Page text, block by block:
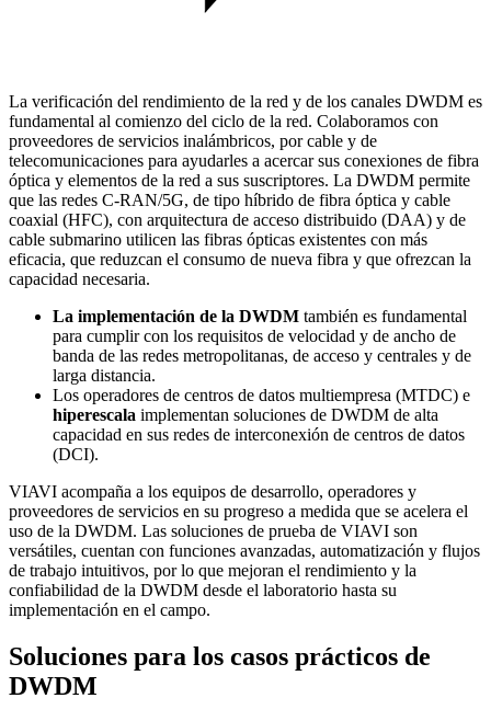
La verificación del rendimiento de la red y de los canales DWDM es
fundamental al comienzo del ciclo de la red. Colaboramos con
proveedores de servicios inalámbricos, por cable y de
telecomunicaciones para ayudarles a acercar sus conexiones de fibra
óptica y elementos de la red a sus suscriptores. La DWDM permite
que las redes C-RAN/5G, de tipo híbrido de fibra óptica y cable
coaxial (HFC), con arquitectura de acceso distribuido (DAA) y de
cable submarino utilicen las fibras ópticas existentes con más
eficacia, que reduzcan el consumo de nueva fibra y que ofrezcan la
capacidad necesaria.
La implementación de la DWDM también es fundamental
para cumplir con los requisitos de velocidad y de ancho de
banda de las redes metropolitanas, de acceso y centrales y de
larga distancia.
Los operadores de centros de datos multiempresa (MTDC) e
hiperescala implementan soluciones de DWDM de alta
capacidad en sus redes de interconexión de centros de datos
(DCI).
VIAVI acompaña a los equipos de desarrollo, operadores y
proveedores de servicios en su progreso a medida que se acelera el
uso de la DWDM. Las soluciones de prueba de VIAVI son
versátiles, cuentan con funciones avanzadas, automatización y flujos
de trabajo intuitivos, por lo que mejoran el rendimiento y la
confiabilidad de la DWDM desde el laboratorio hasta su
implementación en el campo.
Soluciones para los casos prácticos de
DWDM